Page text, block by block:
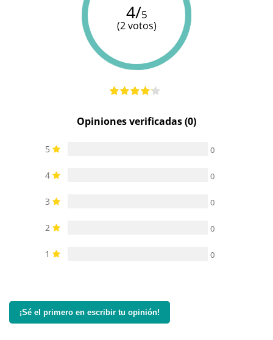
4/5
(2 votos)
Opiniones verificadas (0)
5 0
4 0
3 0
2 0
1 0
¡Sé el primero en escribir tu opinión!